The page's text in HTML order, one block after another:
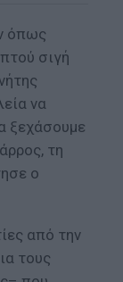
όπως
σιγή
να
ξεχάσουμε
τη
ο
από την
τους